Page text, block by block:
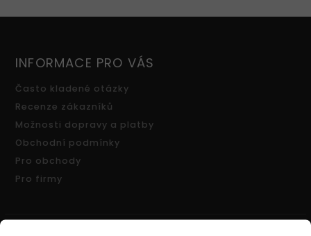
INFORMACE PRO VÁS
Často kladené otázky
Recenze zákazníků
Možnosti dopravy a platby
Obchodní podmínky
Pro obchody
Pro firmy